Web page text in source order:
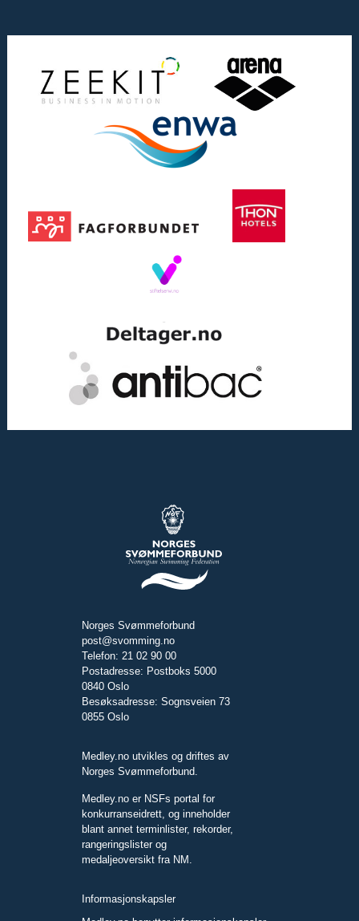
Norges Svømmeforbund
post@svomming.no
Telefon: 21 02 90 00
Postadresse: Postboks 5000
0840 Oslo
Besøksadresse: Sognsveien 73
0855 Oslo
Medley.no utvikles og driftes av
Norges Svømmeforbund.
Medley.no er NSFs portal for
konkurranseidrett, og inneholder
blant annet terminlister, rekorder,
rangeringslister og
medaljeoversikt fra NM.
Informasjonskapsler